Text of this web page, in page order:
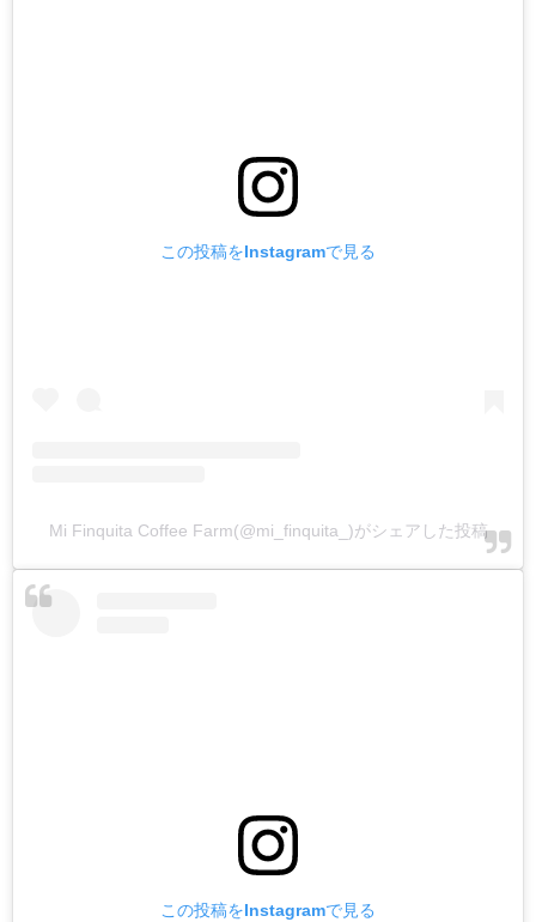
この投稿をInstagramで見る
Mi Finquita Coffee Farm(@mi_finquita_)がシェアした投稿
この投稿をInstagramで見る